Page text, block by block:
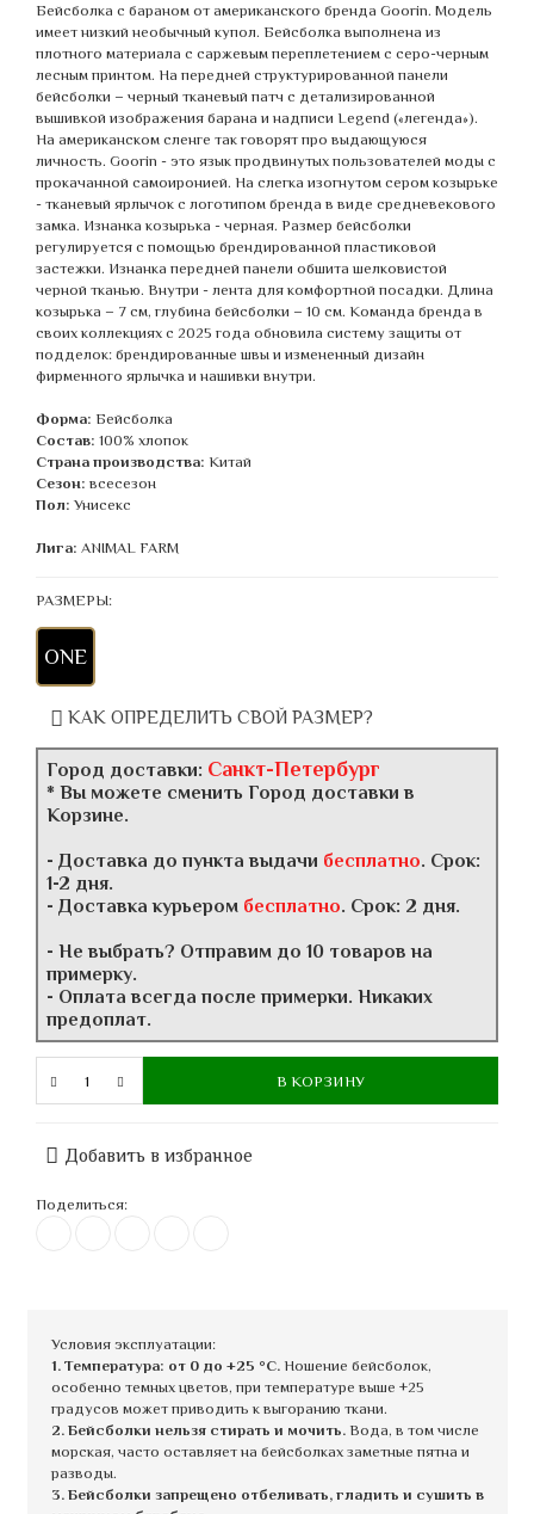
Бейсболка с бараном от американского бренда Goorin. Модель
имеет низкий необычный купол. Бейсболка выполнена из
плотного материала с саржевым переплетением с серо-черным
лесным принтом. На передней структурированной панели
бейсболки – черный тканевый патч с детализированной
вышивкой изображения барана и надписи Legend («легенда»).
На американском сленге так говорят про выдающуюся
личность. Goorin - это язык продвинутых пользователей моды с
прокачанной самоиронией. На слегка изогнутом сером козырьке
- тканевый ярлычок с логотипом бренда в виде средневекового
замка. Изнанка козырька - черная. Размер бейсболки
регулируется с помощью брендированной пластиковой
застежки. Изнанка передней панели обшита шелковистой
черной тканью. Внутри - лента для комфортной посадки. Длина
козырька – 7 см, глубина бейсболки – 10 см. Команда бренда в
своих коллекциях с 2025 года обновила систему защиты от
подделок: брендированные швы и измененный дизайн
фирменного ярлычка и нашивки внутри.
Форма: Бейсболка
Состав: 100% хлопок
Страна производства: Китай
Сезон: всесезон
Пол: Унисекс
Лига: ANIMAL FARM
РАЗМЕРЫ:
ONE
КАК ОПРЕДЕЛИТЬ СВОЙ РАЗМЕР?
Город доставки: Санкт-Петербург
* Вы можете сменить Город доставки в
Корзине.
- Доставка до пункта выдачи бесплатно. Срок:
1-2 дня.
- Доставка курьером бесплатно. Срок: 2 дня.
- Не выбрать? Отправим до 10 товаров на
примерку.
- Оплата всегда после примерки. Никаких
предоплат.
В КОРЗИНУ
Добавить в избранное
Поделиться:
Условия эксплуатации:
1. Температура: от 0 до +25 °C.Ношение бейсболок,
особенно темных цветов, при температуре выше +25
градусов может приводить к выгоранию ткани.
2. Бейсболки нельзя стирать и мочить.Вода, в том числе
морская, часто оставляет на бейсболках заметные пятна и
разводы.
3. Бейсболки запрещено отбеливать, гладить и сушить в